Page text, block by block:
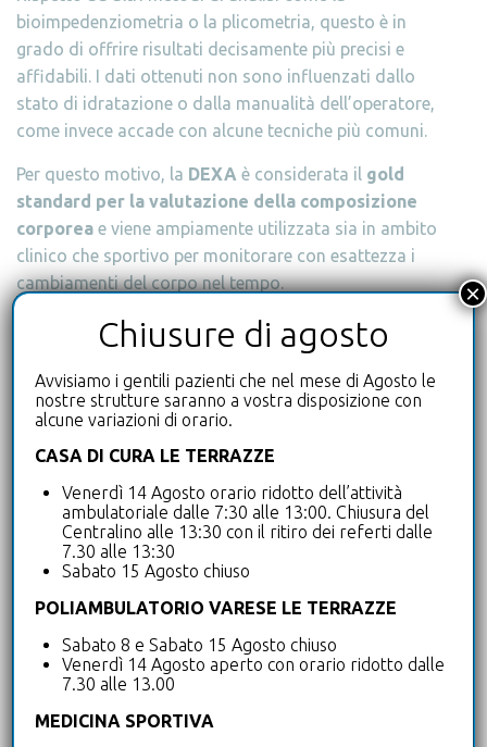
bioimpedenziometria o la plicometria, questo è in
grado di offrire risultati decisamente più precisi e
affidabili. I dati ottenuti non sono influenzati dallo
stato di idratazione o dalla manualità dell’operatore,
come invece accade con alcune tecniche più comuni.
Per questo motivo, la DEXA è considerata il gold
standard per la valutazione della composizione
corporea e viene ampiamente utilizzata sia in ambito
clinico che sportivo per monitorare con esattezza i
cambiamenti del corpo nel tempo.
A chi è consigliata l’analisi della
L’esame DEXA total body è consigliato a tutte le
persone che desiderano ottenere una valutazione
precisa della propria composizione corporea, sia per
ragioni di salute che per obiettivi legati al benessere o
alla performance fisica.I dati raccolti vengono
analizzati da professionisti qualificati
o nutrizionisti,che elaborano piani personalizzati
sulla base degli obiettivi individuali per
Chiusure di agosto
Avvisiamo i gentili pazienti che nel mese di Agosto le
nostre strutture saranno a vostra disposizione con
alcune variazioni di orario.
CASA DI CURA LE TERRAZZE
Venerdì 14 Agosto orario ridotto dell’attività
ambulatoriale dalle 7:30 alle 13:00. Chiusura del
Centralino alle 13:30 con il ritiro dei referti dalle
7.30 alle 13:30
Sabato 15 Agosto chiuso
POLIAMBULATORIO VARESE LE TERRAZZE
Sabato 8 e Sabato 15 Agosto chiuso
Venerdì 14 Agosto aperto con orario ridotto dalle
7.30 alle 13.00
MEDICINA SPORTIVA
×